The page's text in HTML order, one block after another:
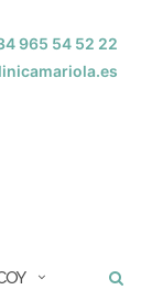
965 54 52 22